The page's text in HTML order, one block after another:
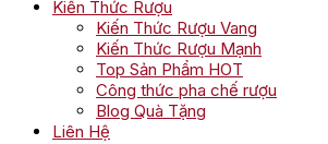
Kiến Thức Rượu
Kiến Thức Rượu Vang
Kiến Thức Rượu Mạnh
Top Sản Phẩm HOT
Công thức pha chế rượu
Blog Quà Tặng
Liên Hệ